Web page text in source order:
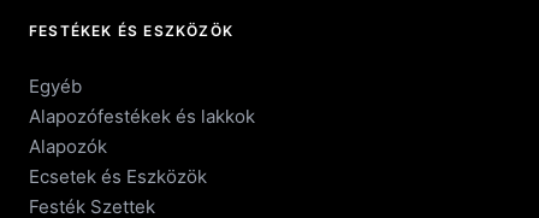
FESTÉKEK ÉS ESZKÖZÖK
Egyéb
Alapozófestékek és lakkok
Alapozók
Ecsetek és Eszközök
Festék Szettek